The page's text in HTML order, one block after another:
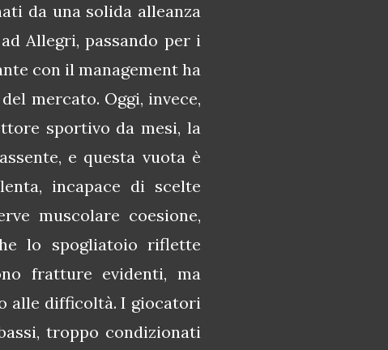
da una solida alleanza
Allegri, passando per i
con il management ha
mercato. Oggi, invece,
sportivo da mesi, la
e questa vuota è
incapace di scelte
muscolare coesione,
lo spogliatoio riflette
fratture evidenti, ma
alle difficoltà. I giocatori
troppo condizionati